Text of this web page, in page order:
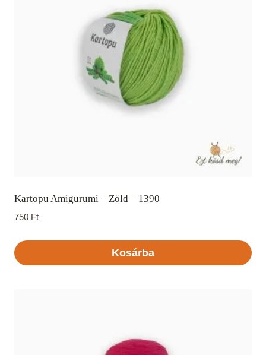
Kartopu Amigurumi – Zöld – 1390
750 Ft
Kosárba